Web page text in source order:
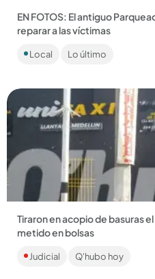
EN FOTOS: El antiguo
reparar a las víctimas
Según la Fiscalía, en ese
logístico de las Autodefensas
Local Lo último
Tiraron en acopio de basuras
metido en bolsas
Era conocido en el sector de
son 17 cuerpos encontrados
Judicial Q'hubo hoy